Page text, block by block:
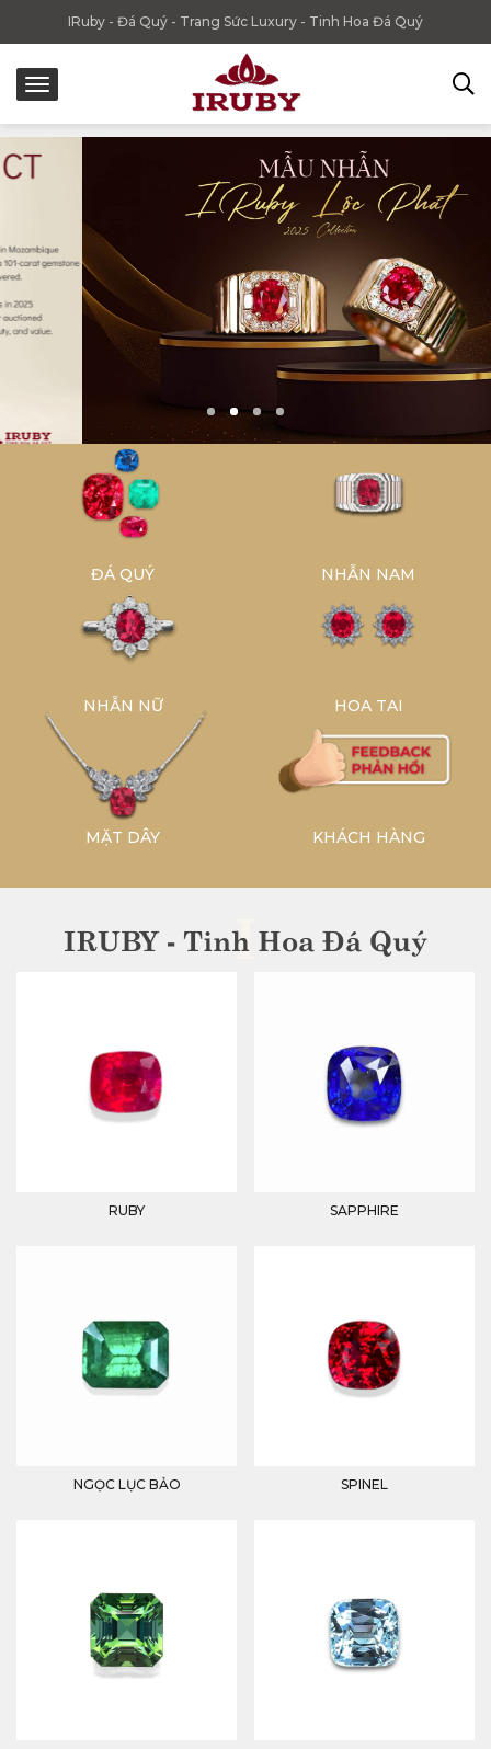
IRuby - Đá Quý - Trang Sức Luxury - Tinh Hoa Đá Quý
ĐÁ QUÝ NHẪN NAM
NHẪN NỮ HOA TAI
MẶT DÂY KHÁCH HÀNG
IRUBY - Tinh Hoa Đá Quý
I
RUBY SAPPHIRE
NGỌC LỤC BẢO SPINEL